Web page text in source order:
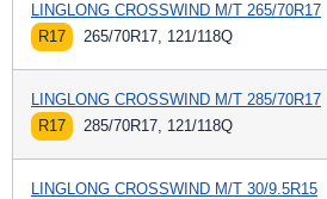
LINGLONG CROSSWIND M/T 265/70R17
R17
265/70R17, 121/118Q
LINGLONG CROSSWIND M/T 285/70R17
R17
285/70R17, 121/118Q
LINGLONG CROSSWIND M/T 30/9.5R15